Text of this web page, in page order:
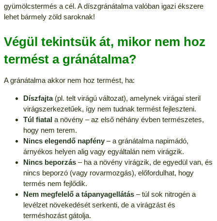
gyümölcstermés a cél. A díszgránátalma valóban igazi ékszere
lehet bármely zöld saroknak!
Végül tekintsük át, mikor nem hoz
termést a gránátalma?
A gránátalma akkor nem hoz termést, ha:
Díszfajta(pl. telt virágú változat), amelynek virágai steril
virágszerkezetűek, így nem tudnak termést fejleszteni.
Túl fiatala növény – az első néhány évben természetes,
hogy nem terem.
Nincs elegendő napfény– a gránátalma napimádó,
árnyékos helyen alig vagy egyáltalán nem virágzik.
Nincs beporzás– ha a növény virágzik, de egyedül van, és
nincs beporzó (vagy rovarmozgás), előfordulhat, hogy
termés nem fejlődik.
Nem megfelelő a tápanyagellátás– túl sok nitrogén a
levélzet növekedését serkenti, de a virágzást és
terméshozást gátolja.